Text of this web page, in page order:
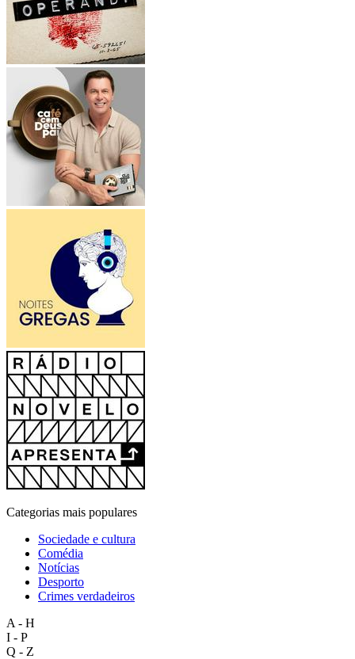
Categorias mais populares
Sociedade e cultura
Comédia
Notícias
Desporto
Crimes verdadeiros
A - H
I - P
Q - Z